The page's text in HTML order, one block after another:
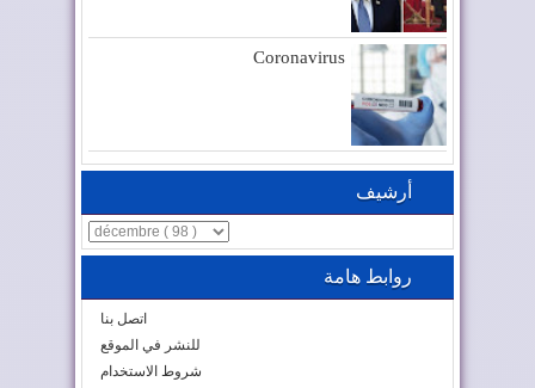
Coronavirus
أرشيف
روابط هامة
اتصل بنا
للنشر في الموقع
شروط الاستخدام